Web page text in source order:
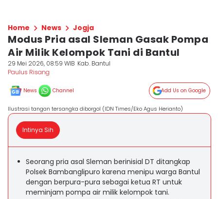
Home News Jogja
Modus Pria asal Sleman Gasak Pompa
Air Milik Kelompok Tani di Bantul
29 Mei 2026, 08:59 WIB Kab. Bantul
Paulus Risang
News Channel Add Us on Google
Ilustrasi tangan tersangka diborgol (IDN Times/Eko Agus Herianto)
Intinya Sih
Seorang pria asal Sleman berinisial DT ditangkap
Polsek Bambanglipuro karena menipu warga Bantul
dengan berpura-pura sebagai ketua RT untuk
meminjam pompa air milik kelompok tani.